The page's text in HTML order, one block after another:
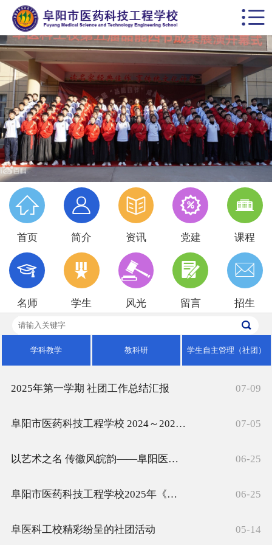
 首页
学校概括
校园动态
思政德育
教学科研
党建专栏
名师风采
学生天地
招生就业
校园风光


首页

简介

资讯

党建

课程

名师

学生

风光

留言

招生
学科教学 教科研 学生自主管理（社团）
2025年第一学期 社团工作总结汇报 07-09
阜阳市医药科技工程学校 2024～2025学年度第二学期关于评选“优秀护旗手”、“优秀学生会干部”等的决定 07-05
以艺术之名 传徽风皖韵——阜阳医药科技工程学校举办中华优秀传统文化成果展演 06-25
阜阳市医药科技工程学校2025年《每周一诗诗词大赛》 06-25
阜医科工校精彩纷呈的社团活动 05-14